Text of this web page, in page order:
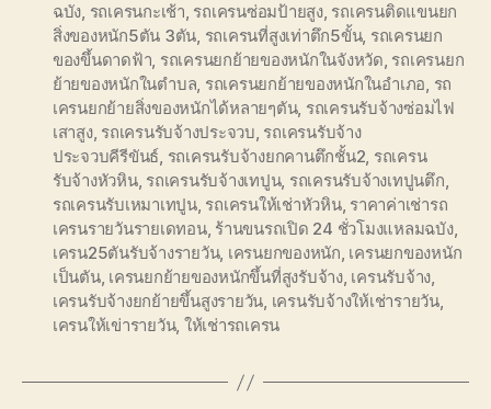
ฉบัง, รถเครนกะเช้า, รถเครนซ่อมป้ายสูง, รถเครนติดแขนยก
สิ่งของหนัก5ตัน 3ตัน, รถเครนที่สูงเท่าตึก5ขั้น, รถเครนยก
ของขึ้นดาดฟ้า, รถเครนยกย้ายของหนักในจังหวัด, รถเครนยก
ย้ายของหนักในตำบล, รถเครนยกย้ายของหนักในอำเภอ, รถ
เครนยกย้ายสิ่งของหนักได้หลายๆตัน, รถเครนรับจ้างซ่อมไฟ
เสาสูง, รถเครนรับจ้างประจวบ, รถเครนรับจ้าง
ประจวบคีรีขันธ์, รถเครนรับจ้างยกคานตึกชั้น2, รถเครน
รับจ้างหัวหิน, รถเครนรับจ้างเทปูน, รถเครนรับจ้างเทปูนตึก,
รถเครนรับเหมาเทปูน, รถเครนให้เช่าหัวหิน, ราคาค่าเช่ารถ
เครนรายวันรายเดทอน, ร้านขนรถเปิด 24 ชั่วโมงแหลมฉบัง,
เครน25ตันรับจ้างรายวัน, เครนยกของหนัก, เครนยกของหนัก
เป็นตัน, เครนยกย้ายของหนักขึ้นที่สูงรับจ้าง, เครนรับจ้าง,
เครนรับจ้างยกย้ายขึ้นสูงรายวัน, เครนรับจ้างให้เช่ารายวัน,
เครนให้เข่ารายวัน, ให้เช่ารถเครน